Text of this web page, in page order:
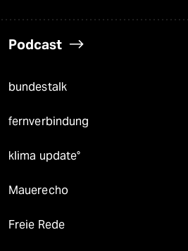
Podcast
bundestalk
fernverbindung
klima update°
Mauerecho
Freie Rede